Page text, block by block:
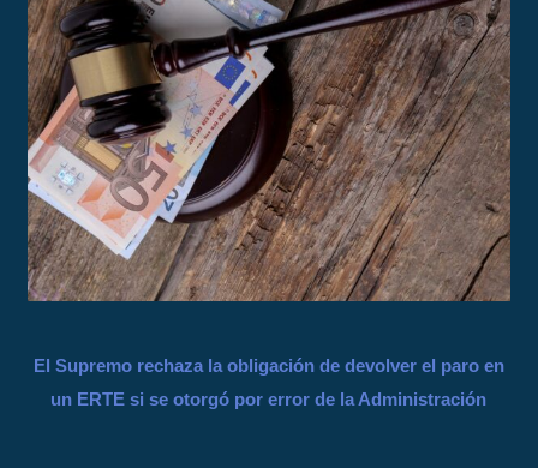
El Supremo rechaza la obligación de devolver el paro en
un ERTE si se otorgó por error de la Administración